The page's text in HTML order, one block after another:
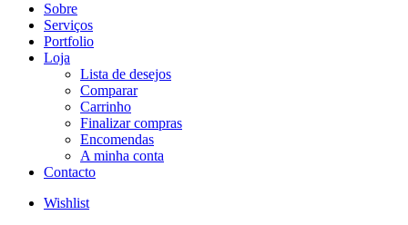
Sobre
Serviços
Portfolio
Loja
Lista de desejos
Comparar
Carrinho
Finalizar compras
Encomendas
A minha conta
Contacto
Wishlist